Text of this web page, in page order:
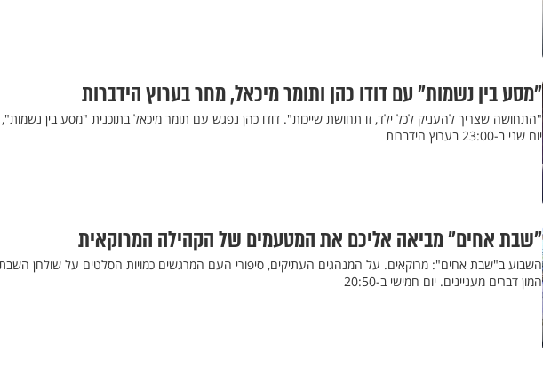
"מסע בין נשמות" עם דודו כהן ותומר מיכאל, מחר בערוץ הידברות
"התחושה שצריך להעניק לכל ילד, זו תחושת שייכות". דודו כהן נפגש עם תומר מיכאל בתוכנית "מסע בין
יום שני ב-23:00 בערוץ הידברות
"שבת אחים" מביאה אליכם את המטעמים של הקהילה המרוקאית
השבוע ב"שבת אחים": מרוקאים. על המנהגים העתיקים, סיפורי העם המרגשים כמויות הסלטים על שולחן השבת
המון דברים מעניינים. יום חמישי ב-20:50